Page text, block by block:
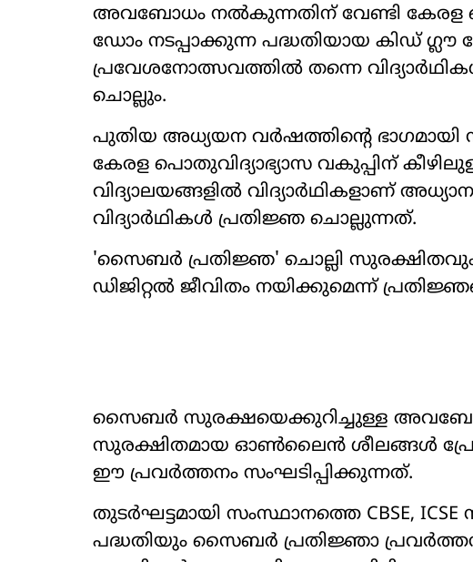
അവബോധം നൽകുന്നതിന് വേണ്ടി കേരള
‍‍ഡോം നടപ്പാക്കുന്ന പദ്ധതിയായ കിഡ് ഗ്ലൗ
പ്രവേശനോത്സവത്തിൽ തന്നെ
ചൊല്ലും.
പുതിയ അധ്യയന വർഷത്തിന്‍റെ
കേരള പൊതുവിദ്യാഭ്യാസ വകുപ്പിന്
വിദ്യാലയങ്ങളിൽ വിദ്യാർഥികളാണ്
വിദ്യാർഥികൾ പ്രതിജ്ഞ ചൊല്ലുന്നത്.
'സൈബർ പ്രതിജ്ഞ' ചൊല്ലി സുരക്ഷിതവും
ഡിജിറ്റൽ ജീവിതം നയിക്കുമെന്ന്
സൈബർ സുരക്ഷയെക്കുറിച്ചുള്ള
സുരക്ഷിതമായ ഓൺലൈൻ ശീലങ്ങൾ
ഈ പ്രവർത്തനം സംഘടിപ്പിക്കുന്നത്.
തുടർഘട്ടമായി സംസ്ഥാനത്തെ CBSE,
പദ്ധതിയും സൈബർ പ്രതിജ്ഞാ